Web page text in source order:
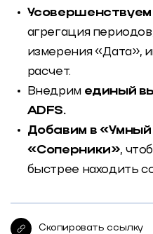
агрегация
измерения «Дата»,
расчет.
Внедрим единый
ADFS.
Добавим в
«Соперники»,
быстрее находить
Скопировать ссылку